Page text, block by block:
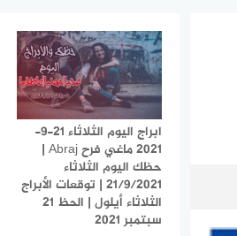
ابراج اليوم الثلاثاء 21-9-
2021 ماغي فرح Abraj |
حظك اليوم الثلاثاء
21/9/2021 | توقعات الأبراج
الثلاثاء أيلول | الحظ 21
سبتمبر 2021